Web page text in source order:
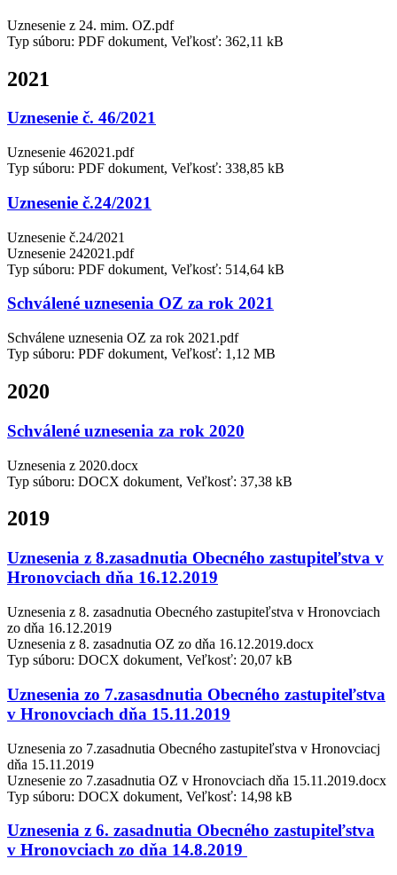
Uznesenie z 24. mim. OZ.pdf
Typ súboru: PDF dokument, Veľkosť: 362,11 kB
2021
Uznesenie č. 46/2021
Uznesenie 462021.pdf
Typ súboru: PDF dokument, Veľkosť: 338,85 kB
Uznesenie č.24/2021
Uznesenie č.24/2021
Uznesenie 242021.pdf
Typ súboru: PDF dokument, Veľkosť: 514,64 kB
Schválené uznesenia OZ za rok 2021
Schválene uznesenia OZ za rok 2021.pdf
Typ súboru: PDF dokument, Veľkosť: 1,12 MB
2020
Schválené uznesenia za rok 2020
Uznesenia z 2020.docx
Typ súboru: DOCX dokument, Veľkosť: 37,38 kB
2019
Uznesenia z 8.zasadnutia Obecného zastupiteľstva v
Hronovciach dňa 16.12.2019
Uznesenia z 8. zasadnutia Obecného zastupiteľstva v Hronovciach
zo dňa 16.12.2019
Uznesenia z 8. zasadnutia OZ zo dňa 16.12.2019.docx
Typ súboru: DOCX dokument, Veľkosť: 20,07 kB
Uznesenia zo 7.zasasdnutia Obecného zastupiteľstva
v Hronovciach dňa 15.11.2019
Uznesenia zo 7.zasadnutia Obecného zastupiteľstva v Hronovciacj
dňa 15.11.2019
Uznesenie zo 7.zasadnutia OZ v Hronovciach dňa 15.11.2019.docx
Typ súboru: DOCX dokument, Veľkosť: 14,98 kB
Uznesenia z 6. zasadnutia Obecného zastupiteľstva
v Hronovciach zo dňa 14.8.2019